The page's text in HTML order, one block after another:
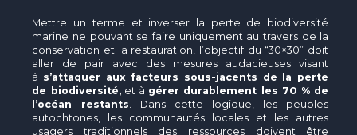
Mettre un terme et inverser la perte de biodiversité
marine ne pouvant se faire uniquement au travers de la
conservation et la restauration, l’objectif du “30×30” doit
aller de pair avec des mesures audacieuses visant
à s’attaquer aux facteurs sous-jacents de la perte
de biodiversité,et à gérer durablement les 70 % de
l’océan restants . Dans cette logique, les peuples
autochtones, les communautés locales et les autres
usagers traditionnels des ressources doivent être